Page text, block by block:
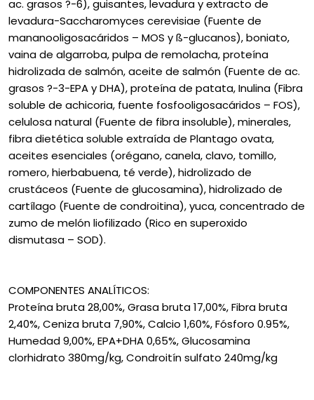
ac. grasos ?-6), guisantes, levadura y extracto de
levadura-Saccharomyces cerevisiae (Fuente de
mananooligosacáridos – MOS y ß-glucanos), boniato,
vaina de algarroba, pulpa de remolacha, proteína
hidrolizada de salmón, aceite de salmón (Fuente de ac.
grasos ?-3-EPA y DHA), proteína de patata, Inulina (Fibra
soluble de achicoria, fuente fosfooligosacáridos – FOS),
celulosa natural (Fuente de fibra insoluble), minerales,
fibra dietética soluble extraída de Plantago ovata,
aceites esenciales (orégano, canela, clavo, tomillo,
romero, hierbabuena, té verde), hidrolizado de
crustáceos (Fuente de glucosamina), hidrolizado de
cartílago (Fuente de condroitina), yuca, concentrado de
zumo de melón liofilizado (Rico en superoxido
dismutasa – SOD).
COMPONENTES ANALÍTICOS:
Proteína bruta 28,00%, Grasa bruta 17,00%, Fibra bruta
2,40%, Ceniza bruta 7,90%, Calcio 1,60%, Fósforo 0.95%,
Humedad 9,00%, EPA+DHA 0,65%, Glucosamina
clorhidrato 380mg/kg, Condroitín sulfato 240mg/kg